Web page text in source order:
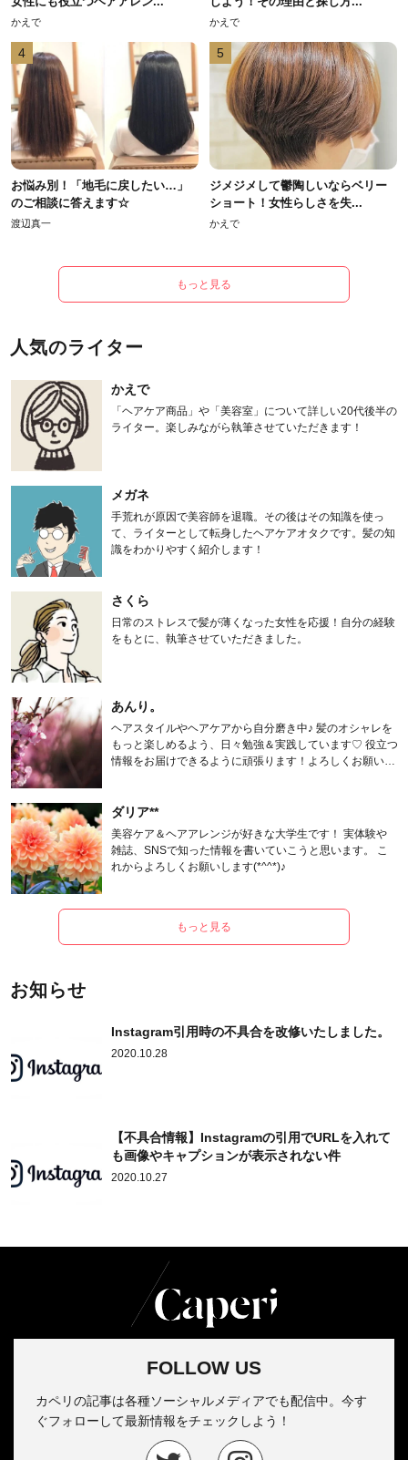
かえで かえで
4
お悩み別！「地毛に戻したい…」
のご相談に答えます☆
渡辺真一
5
ジメジメして鬱陶しいならベリー
ショート！女性らしさを失...
かえで
もっと見る
人気のライター
かえで
「ヘアケア商品」や「美容室」について詳しい20代後半の
ライター。楽しみながら執筆させていただきます！
メガネ
手荒れが原因で美容師を退職。その後はその知識を使っ
て、ライターとして転身したヘアケアオタクです。髪の知
識をわかりやすく紹介します！
さくら
日常のストレスで髪が薄くなった女性を応援！自分の経験
をもとに、執筆させていただきました。
あんり。
ヘアスタイルやヘアケアから自分磨き中♪ 髪のオシャレを
もっと楽しめるよう、日々勉強＆実践しています♡ 役立つ
情報をお届けできるように頑張ります！よろしくお願いし
ダリア**
美容ケア＆ヘアアレンジが好きな大学生です！ 実体験や
雑誌、SNSで知った情報を書いていこうと思います。 こ
れからよろしくお願いします(*^^*)♪
もっと見る
お知らせ
Instagram引用時の不具合を改修いたしました。
2020.10.28
【不具合情報】Instagramの引用でURLを入れて
も画像やキャプションが表示されない件
2020.10.27
FOLLOW US
カペリの記事は各種ソーシャルメディアでも配信中。今す
ぐフォローして最新情報をチェックしよう！